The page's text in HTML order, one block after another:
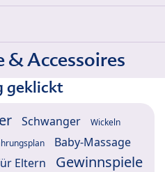
& Accessoires
geklickt
Schwanger Wickeln
Baby-Massage
Eltern
Gewinnspiele